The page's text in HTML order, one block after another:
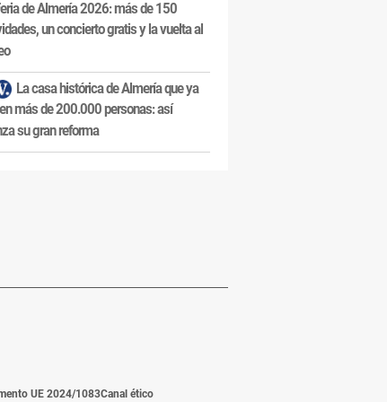
de Almería 2026: más de 150
un concierto gratis y la vuelta al
La casa histórica de Almería que ya
más de 200.000 personas: así
su gran reforma
UE 2024/1083Canal ético